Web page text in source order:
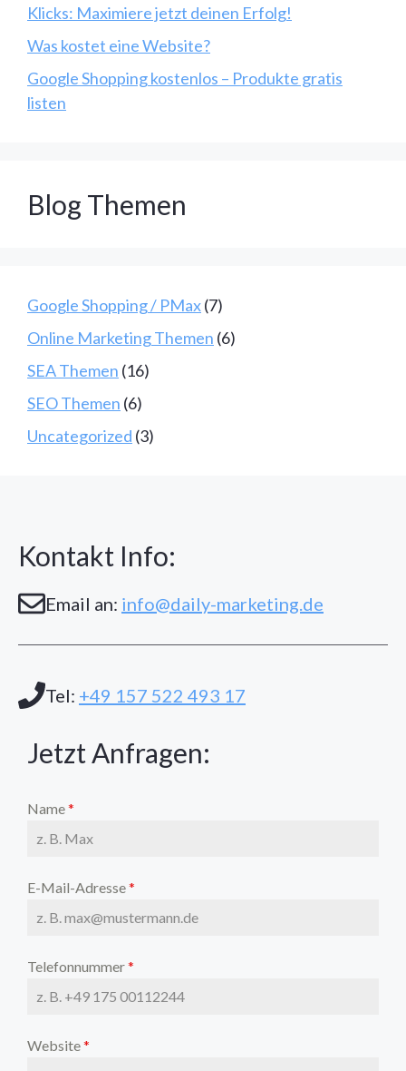
Klicks: Maximiere jetzt deinen Erfolg!
Was kostet eine Website?
Google Shopping kostenlos – Produkte gratis
listen
Blog Themen
Google Shopping / PMax(7)
Online Marketing Themen (6)
SEA Themen (16)
SEO Themen (6)
Uncategorized (3)
Kontakt Info:
Email an: info@daily-marketing.de
Tel: +49 157 522 493 17
Jetzt Anfragen:
Name*
E-Mail-Adresse*
Telefonnummer*
Website*